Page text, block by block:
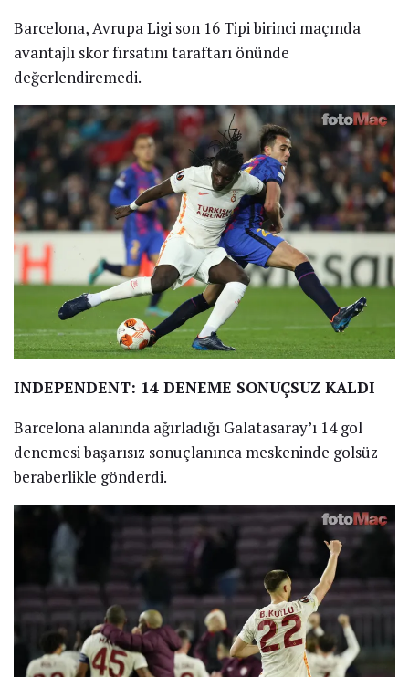
Barcelona, Avrupa Ligi son 16 Tipi birinci maçında
avantajlı skor fırsatını taraftarı önünde
değerlendiremedi.
INDEPENDENT: 14 DENEME SONUÇSUZ KALDI
Barcelona alanında ağırladığı Galatasaray’ı 14 gol
denemesi başarısız sonuçlanınca meskeninde golsüz
beraberlikle gönderdi.